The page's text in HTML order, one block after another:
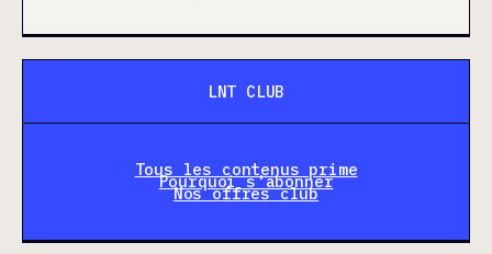
LNT CLUB
Tous les contenus prime
Pourquoi s'abonner
Nos offres club